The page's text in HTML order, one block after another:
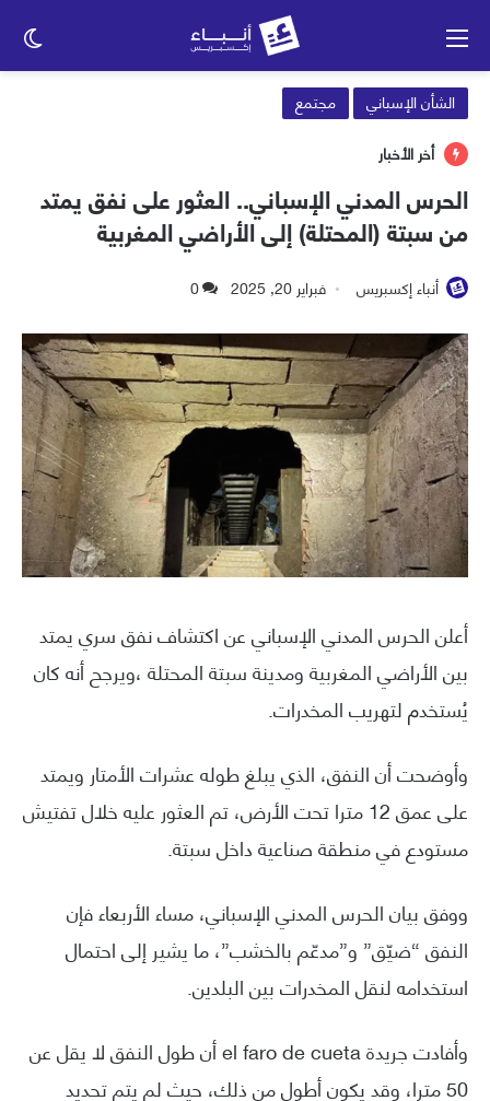
الشأن الإسباني
مجتمع
أخر الأخبار
الحرس المدني الإسباني.. العثور على نفق يمتد
من سبتة (المحتلة) إلى الأراضي المغربية
أنباء إكسبريس فبراير 20, 2025 0
أعلن الحرس المدني الإسباني عن اكتشاف نفق سري يمتد
بين الأراضي المغربية ومدينة سبتة المحتلة ،ويرجح أنه كان
يُستخدم لتهريب المخدرات.
وأوضحت أن النفق، الذي يبلغ طوله عشرات الأمتار ويمتد
على عمق 12 مترا تحت الأرض، تم العثور عليه خلال تفتيش
مستودع في منطقة صناعية داخل سبتة.
ووفق بيان الحرس المدني الإسباني، مساء الأربعاء فإن
النفق “ضيّق” و”مدعّم بالخشب”، ما يشير إلى احتمال
استخدامه لنقل المخدرات بين البلدين.
وأفادت جريدة el faro de cueta أن طول النفق لا يقل عن
50 مترا، وقد يكون أطول من ذلك، حيث لم يتم تحديد